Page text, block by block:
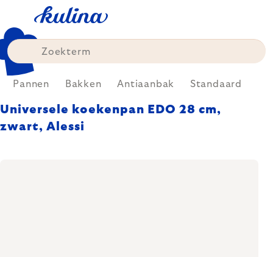
content
Pannen Bakken Antiaanbak Standaard
Universele koekenpan EDO 28 cm,
zwart, Alessi